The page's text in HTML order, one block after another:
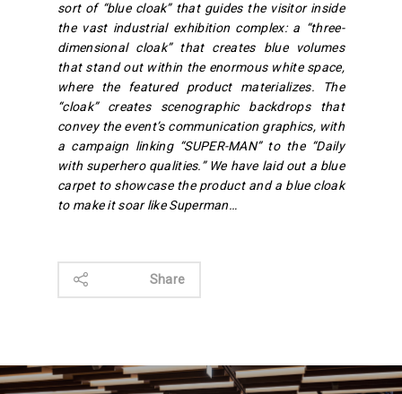
sort of “blue cloak” that guides the visitor inside
the vast industrial exhibition complex: a “three-
dimensional cloak” that creates blue volumes
that stand out within the enormous white space,
where the featured product materializes. The
“cloak” creates scenographic backdrops that
convey the event’s communication graphics, with
a campaign linking “SUPER-MAN” to the “Daily
with superhero qualities.” We have laid out a blue
carpet to showcase the product and a blue cloak
to make it soar like Superman…
Share